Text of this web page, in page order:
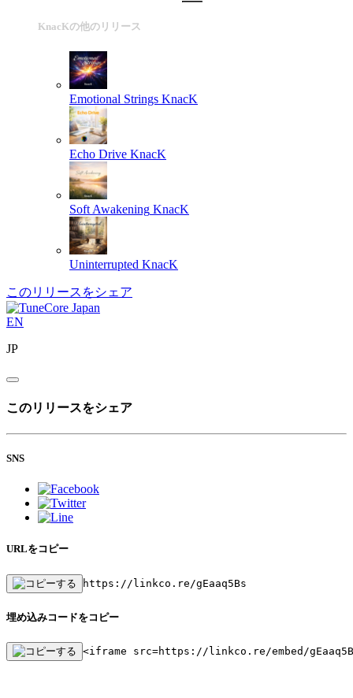
KnacKの他のリリース
Emotional Strings KnacK
Echo Drive KnacK
Soft Awakening KnacK
Uninterrupted KnacK
このリリースをシェア
EN
JP
このリリースをシェア
SNS
URLをコピー
https://linkco.re/gEaaq5Bs
埋め込みコードをコピー
<iframe src=https://linkco.re/embed/